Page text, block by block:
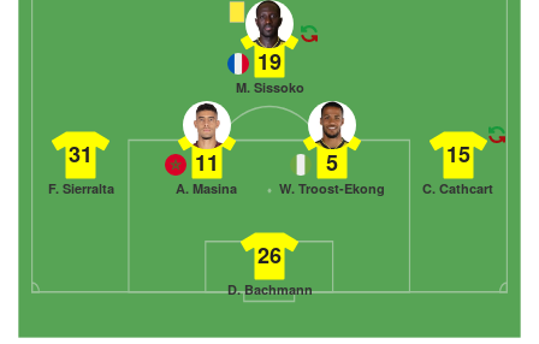
26
D. Bachmann
31
F. Sierralta
11
A. Masina
5
W. Troost-Ekong
15
C. Cathcart
19
M. Sissoko